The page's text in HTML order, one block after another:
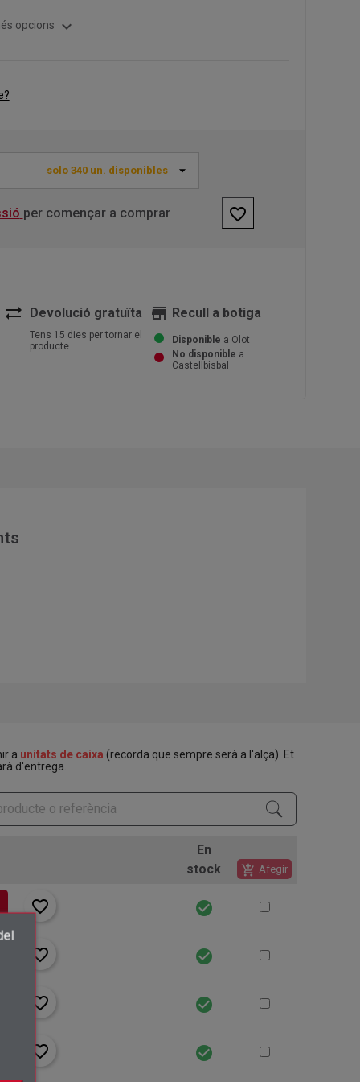
opcions expand_more
solo 340 un. disponibles
per començar a comprar favorite_border
sync_alt Devolució gratuïta
Tens 15 dies per tornar el
producte
store Recull a botiga
Disponible a Olot
No disponible a
Castellbisbal
a unitats de caixa (recorda que sempre serà a l'alça). Et
d'entrega.
En
stock
add_shopping_cart Afegir
favorite_border check_circle
favorite_border check_circle
favorite_border check_circle
favorite_border check_circle